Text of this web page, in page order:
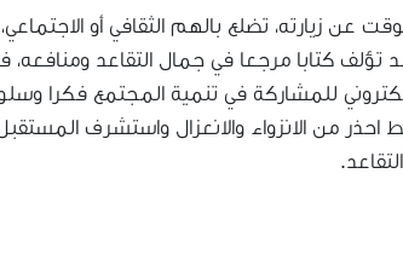
عن زيارته، تضلع بالهم الثقافي أو
تؤلف كتابا مرجعا في جمال التقاعد
للمشاركة في تنمية المجتمع فكرا
احذر من الانزواء والانعزال واستشرف